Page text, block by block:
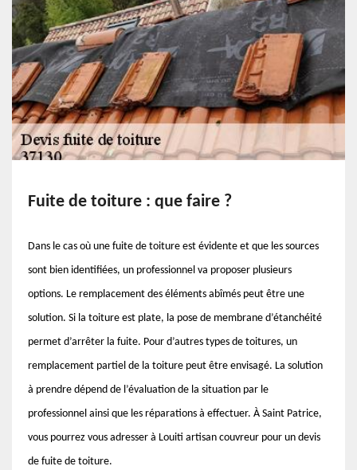
Fuite de toiture : que faire ?
Dans le cas où une fuite de toiture est évidente et que les sources
sont bien identifiées, un professionnel va proposer plusieurs
options. Le remplacement des éléments abîmés peut être une
solution. Si la toiture est plate, la pose de membrane d’étanchéité
permet d’arrêter la fuite. Pour d’autres types de toitures, un
remplacement partiel de la toiture peut être envisagé. La solution
à prendre dépend de l’évaluation de la situation par le
professionnel ainsi que les réparations à effectuer. À Saint Patrice,
vous pourrez vous adresser à Louiti artisan couvreur pour un devis
de fuite de toiture.